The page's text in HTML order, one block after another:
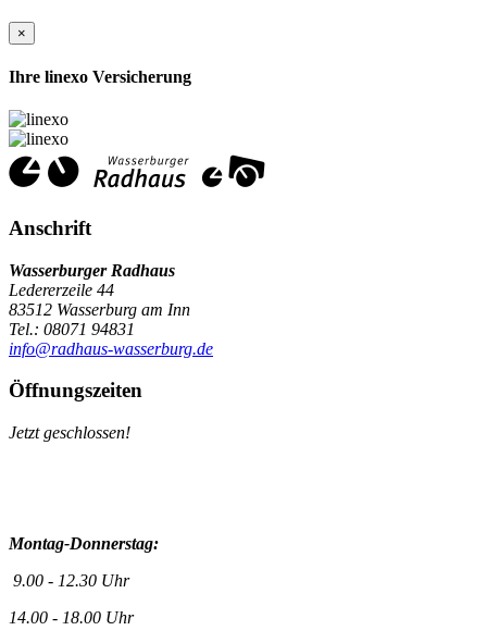
×
Ihre linexo Versicherung
Anschrift
Wasserburger Radhaus
Ledererzeile 44
83512 Wasserburg am Inn
Tel.: 08071 94831
info@radhaus-wasserburg.de
Öffnungszeiten
Jetzt geschlossen!
Montag-Donnerstag:
9.00 - 12.30 Uhr
14.00 - 18.00 Uhr